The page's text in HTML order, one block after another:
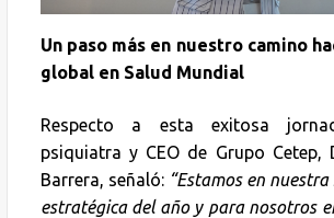
Un paso más en nuestro camino
global en Salud Mundial
Respecto a esta exitosa
psiquiatra y CEO de Grupo Cetep,
Barrera, señaló: “Estamos en
estratégica del año y para nosotros